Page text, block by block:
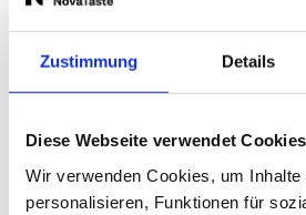
Zustimmung Details
Diese Webseite verwendet Cookies
Wir verwenden Cookies, um Inhalte
personalisieren, Funktionen für
Preise und Verfügbarkeit sehen